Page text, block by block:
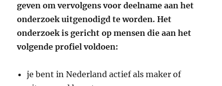
geven om vervolgens voor deelname aan het
onderzoek uitgenodigd te worden. Het
onderzoek is gericht op mensen die aan het
volgende profiel voldoen:
je bent in Nederland actief als maker of